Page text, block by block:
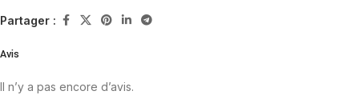
Partager :
Avis
Il n’y a pas encore d’avis.